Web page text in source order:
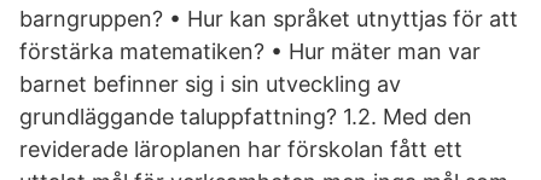
barngruppen? • Hur kan språket utnyttjas för att
förstärka matematiken? • Hur mäter man var
barnet befinner sig i sin utveckling av
grundläggande taluppfattning? 1.2. Med den
reviderade läroplanen har förskolan fått ett